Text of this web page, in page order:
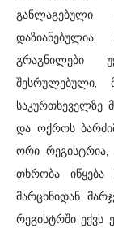
გრაგნილები
შესრულებული,
საკურთხეველზე
და ოქროს
ორი რეგისტრია,
თხრობა
მარცხნიდან
რეგისტრში ექვს